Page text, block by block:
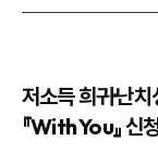
저소득 희귀·난
『With You』 신